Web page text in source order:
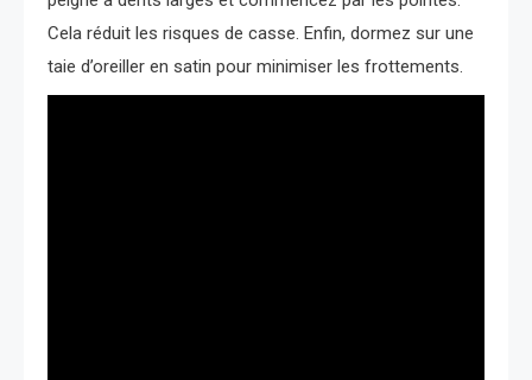
Cela réduit les risques de casse. Enfin, dormez sur une
taie d’oreiller en satin pour minimiser les frottements.